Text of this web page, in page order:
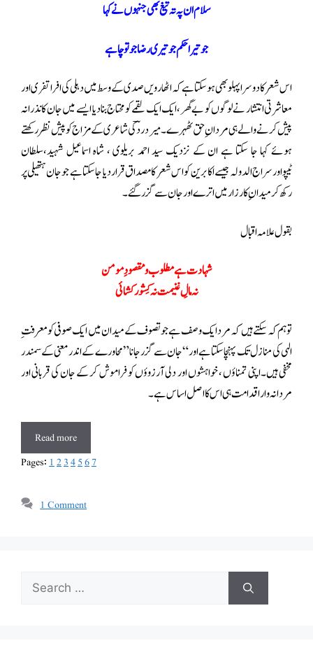
سلام ان پہ تہ تیغ بھی جنہوں نے کہا
جو تیرا حکم جو تیری رضا جو تو چاہے
اس شعر کا دوسرا پہلو بھی ہو سکتا ہے کہ اٹھارویں صدی کے وسط میں دہلی کی افراتفری اور
معاشرتی انتشار نے لوگوں کو بے گھر ، ایک ایک لقمے کو محتاج بنا دیا ایسے میں جان کا نذرانہ
پیش کرنے والے ہی مردان ِحق ٹھہرے ۔ میر دردؔ کی شاعری کے مزاج کو پیش نظر رکھتے
ہوئے کہا جا سکتا ہے ان کے نزدیک سید احمد بریلوی ، شاہ اسماعیل شہید،سلطان
ٹیپواورسراج الدولہ جیسے اکابرین کو اس شعر کا مصداق قرار دیا جا سکتا ہے جو جان ہتھیلی پر
رکھ کر میدان ِ کارزار میں اترے اور جان سے گزر گئے۔
بقول علامہ اقبال
شہادت ہے مطلوب و مقصودِ مومن
نہ مالِ غنیمت نہ کِشور کشائی
تو ہم کہ سکتے ہیں کہ مرد ایک وصف ہے جو تصوف کے میدان میں ایک صوفی کو معرفت ِ
الہی کی منازل تک پہنچا سکتا ہے اور “جان سے گزر جانا”محاورے کے اندر معنی کے سمندر
مخفی ہیں۔اپنی تمناؤں ، خواہشوں اور دلی آرزوؤں کو فراموش کر کے جان کی قربانی اور
مردانہ وار اقدامت ہی اس کا اصل اساس ہے۔
Read more
Pages:1234567
1 Comment
Search
for: